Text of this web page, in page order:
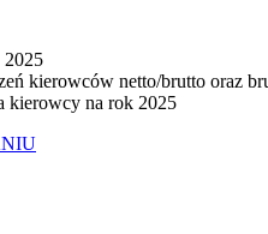
2025
kierowców netto/brutto oraz
kierowcy na rok 2025